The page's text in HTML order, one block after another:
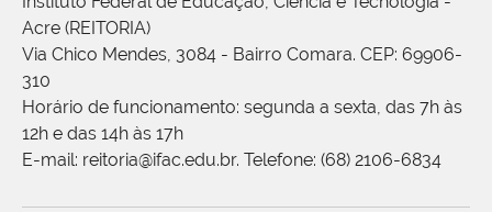
Acre (REITORIA)
Via Chico Mendes, 3084 - Bairro Comara. CEP: 69906-
310
Horário de funcionamento: segunda a sexta, das 7h às
12h e das 14h às 17h
E-mail: reitoria@ifac.edu.br. Telefone: (68) 2106-6834